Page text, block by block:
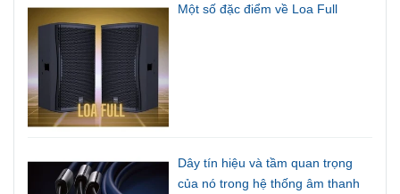
Một số đặc điểm về Loa Full
Dây tín hiệu và tầm quan trọng
của nó trong hệ thống âm thanh